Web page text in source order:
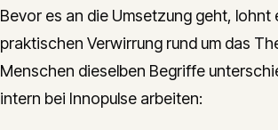
Bevor es an die Umsetzung geht,
praktischen Verwirrung rund um das
Menschen dieselben Begriffe
intern bei Innopulse arbeiten: